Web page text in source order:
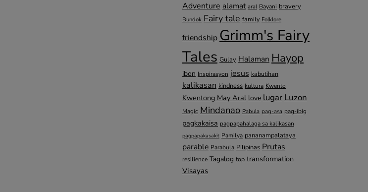
Adventure alamat aral Bayani bravery
Bundok Fairy tale family Folklore
friendship Grimm's Fairy
Tales Gulay Halaman Hayop
ibon Inspirasyon jesus kabutihan
kalikasan kindness kultura Kwento
Kwentong May Aral love lugar Luzon
Magic Mindanao Pabula pag-asa pag-ibig
pagkakaisa pagpapahalaga sa kalikasan
pagpapakasakit Pamilya pananampalataya
parable Parabula Pilipinas Prutas
resilience Tagalog top transformation
Visayas